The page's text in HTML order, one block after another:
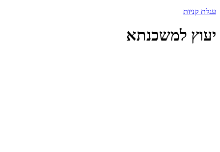
עגלת קניות
יעוץ למשכנתא